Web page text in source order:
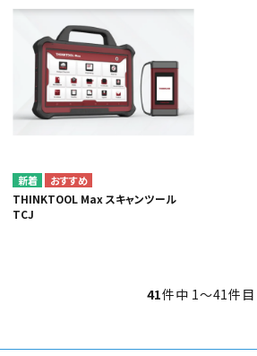
THINKTOOL Max スキャンツール
TCJ
41件中 1〜41件目